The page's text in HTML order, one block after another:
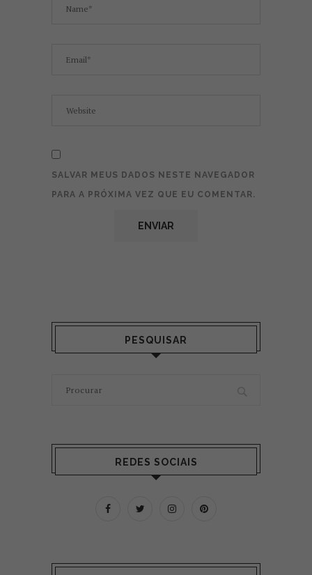
SALVAR MEUS DADOS NESTE NAVEGADOR
PARA A PRÓXIMA VEZ QUE EU COMENTAR.
PESQUISAR
REDES SOCIAIS